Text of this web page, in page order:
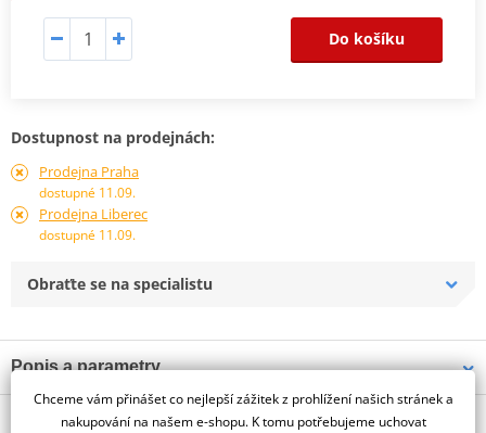
Do košíku
Dostupnost na prodejnách:
Prodejna Praha
dostupné 11.09.
Prodejna Liberec
dostupné 11.09.
Obraťte se na specialistu
Popis a parametry
Jsme autorizovaný
dealer značky PUIG
O výrobci
Chceme vám přinášet co nejlepší zážitek z prohlížení našich stránek a
nakupování na našem e-shopu. K tomu potřebujeme uchovat